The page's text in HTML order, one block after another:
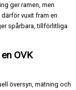
ger ramen, men
vuxit fram en
spårbara, tillförlitliga
OVK
översyn, mätning och